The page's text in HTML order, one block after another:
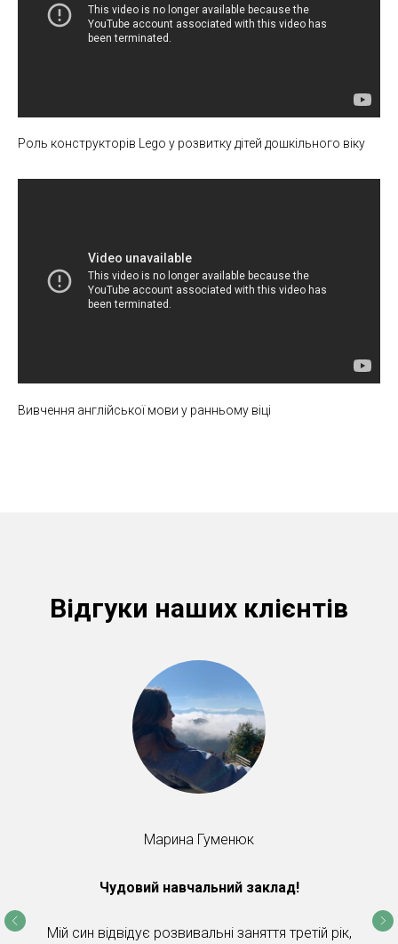
Роль конструкторів Lego у розвитку дітей дошкільного віку
Вивчення англійської мови у ранньому віці
Відгуки наших клієнтів
Марина Гуменюк
Чудовий навчальний заклад!
Мій син відвідує розвивальні заняття третій рік,